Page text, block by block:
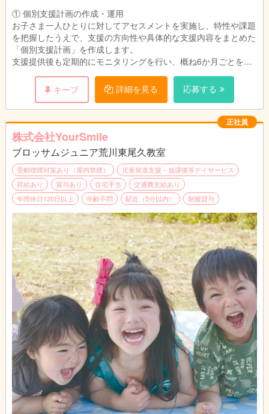
① 個別支援計画の作成・運用
お子さま一人ひとりに対してアセスメントを実施し、特性や課題
を把握したうえで、支援の方向性や具体的な支援内容をまとめた
「個別支援計画」を作成します。
支援提供後も定期的にモニタリングを行い、概ね6か月ごとを目
安に計画を見直し、成長や変化に応じて内容を更新していきま
② 保護者対応・相談支援
保護者の方と随時連絡を取り、相談対応を行います。
支援計画の説明や支援の進捗報告に加え、ご家庭での関わり方や
支援方法についてのアドバイスも行います。
③ 支援プログラムの立案・実施
個別支援計画に基づいた支援プログラムの企画・運営に携わって
いただきます。
集団活動・個別活動の内容について検討し、より良い支援となる
よう工夫していきます。
※上記業務は、すべてを一人で担当するわけではありません。
定期的なミーティングを通して意見交換を行い、スタッフ全員で
連携・協力しながら取り組みます。
④ 送迎業務
学校やご自宅への送迎をお願いします。
使用する車両はすべてAT車で、軽自動車・コンパクトカーのみ
です。
キープ 詳細を見る 応募する
正社員
株式会社YourSmile
ブロッサムジュニア荒川東尾久教室
受動喫煙対策あり（屋内禁煙）
児童発達支援・放課後等デイサービス
昇給あり
賞与あり 住宅手当
交通費支給あり
年間休日120日以上
年齢不問 駅近（5分以内） 制服貸与